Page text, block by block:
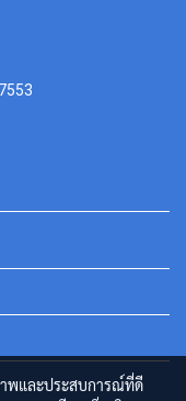
าพและประสบการณ์ที่ดี